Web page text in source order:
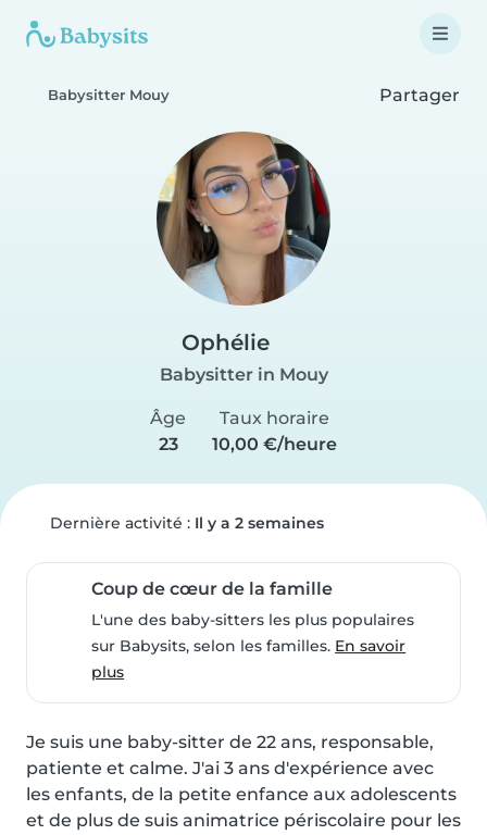
Babysitter Mouy Partager
Ophélie
Babysitter in Mouy
Âge
23
Taux horaire
10,00 €/heure
Dernière activité : Il y a 2 semaines
Coup de cœur de la famille
L'une des baby-sitters les plus populaires
sur Babysits, selon les familles. En savoir
plus
Je suis une baby-sitter de 22 ans, responsable,
patiente et calme. J'ai 3 ans d'expérience avec
les enfants, de la petite enfance aux adolescents
et de plus de suis animatrice périscolaire pour les